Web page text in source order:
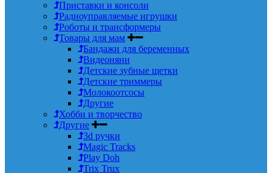
Приставки и консоли
Радиоуправляемые игрушки
Роботы и трансформеры
Товары для мам
Бандажи для беременных
Видеоняни
Детские зубные щетки
Детские триммеры
Молокоотсосы
Другие
Хобби и творчество
Другие
3d ручки
Magic Tracks
Play Doh
Trix Trux